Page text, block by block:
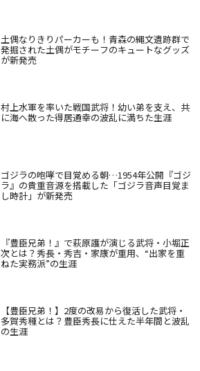
土偶なりきりパーカーも！青森の縄文遺跡群で
発掘された土偶がモチーフのキュートなグッズ
が新発売
村上水軍を率いた戦国武将！幼い弟を支え、共
に海へ散った得居通幸の波乱に満ちた生涯
ゴジラの咆哮で目覚める朝…1954年公開『ゴジ
ラ』の貴重音源を搭載した「ゴジラ音声目覚ま
し時計」が新発売
『豊臣兄弟！』で萩原護が演じる武将・小堀正
次とは？秀長・秀吉・家康が重用、“出家を重
ねた実務派”の生涯
【豊臣兄弟！】2度の改易から復活した武将・
多賀秀種とは？豊臣秀長に仕えた半年間と波乱
の生涯